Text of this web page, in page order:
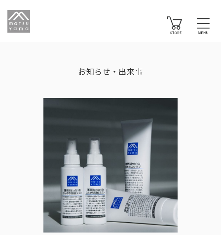
お知らせ・出来事